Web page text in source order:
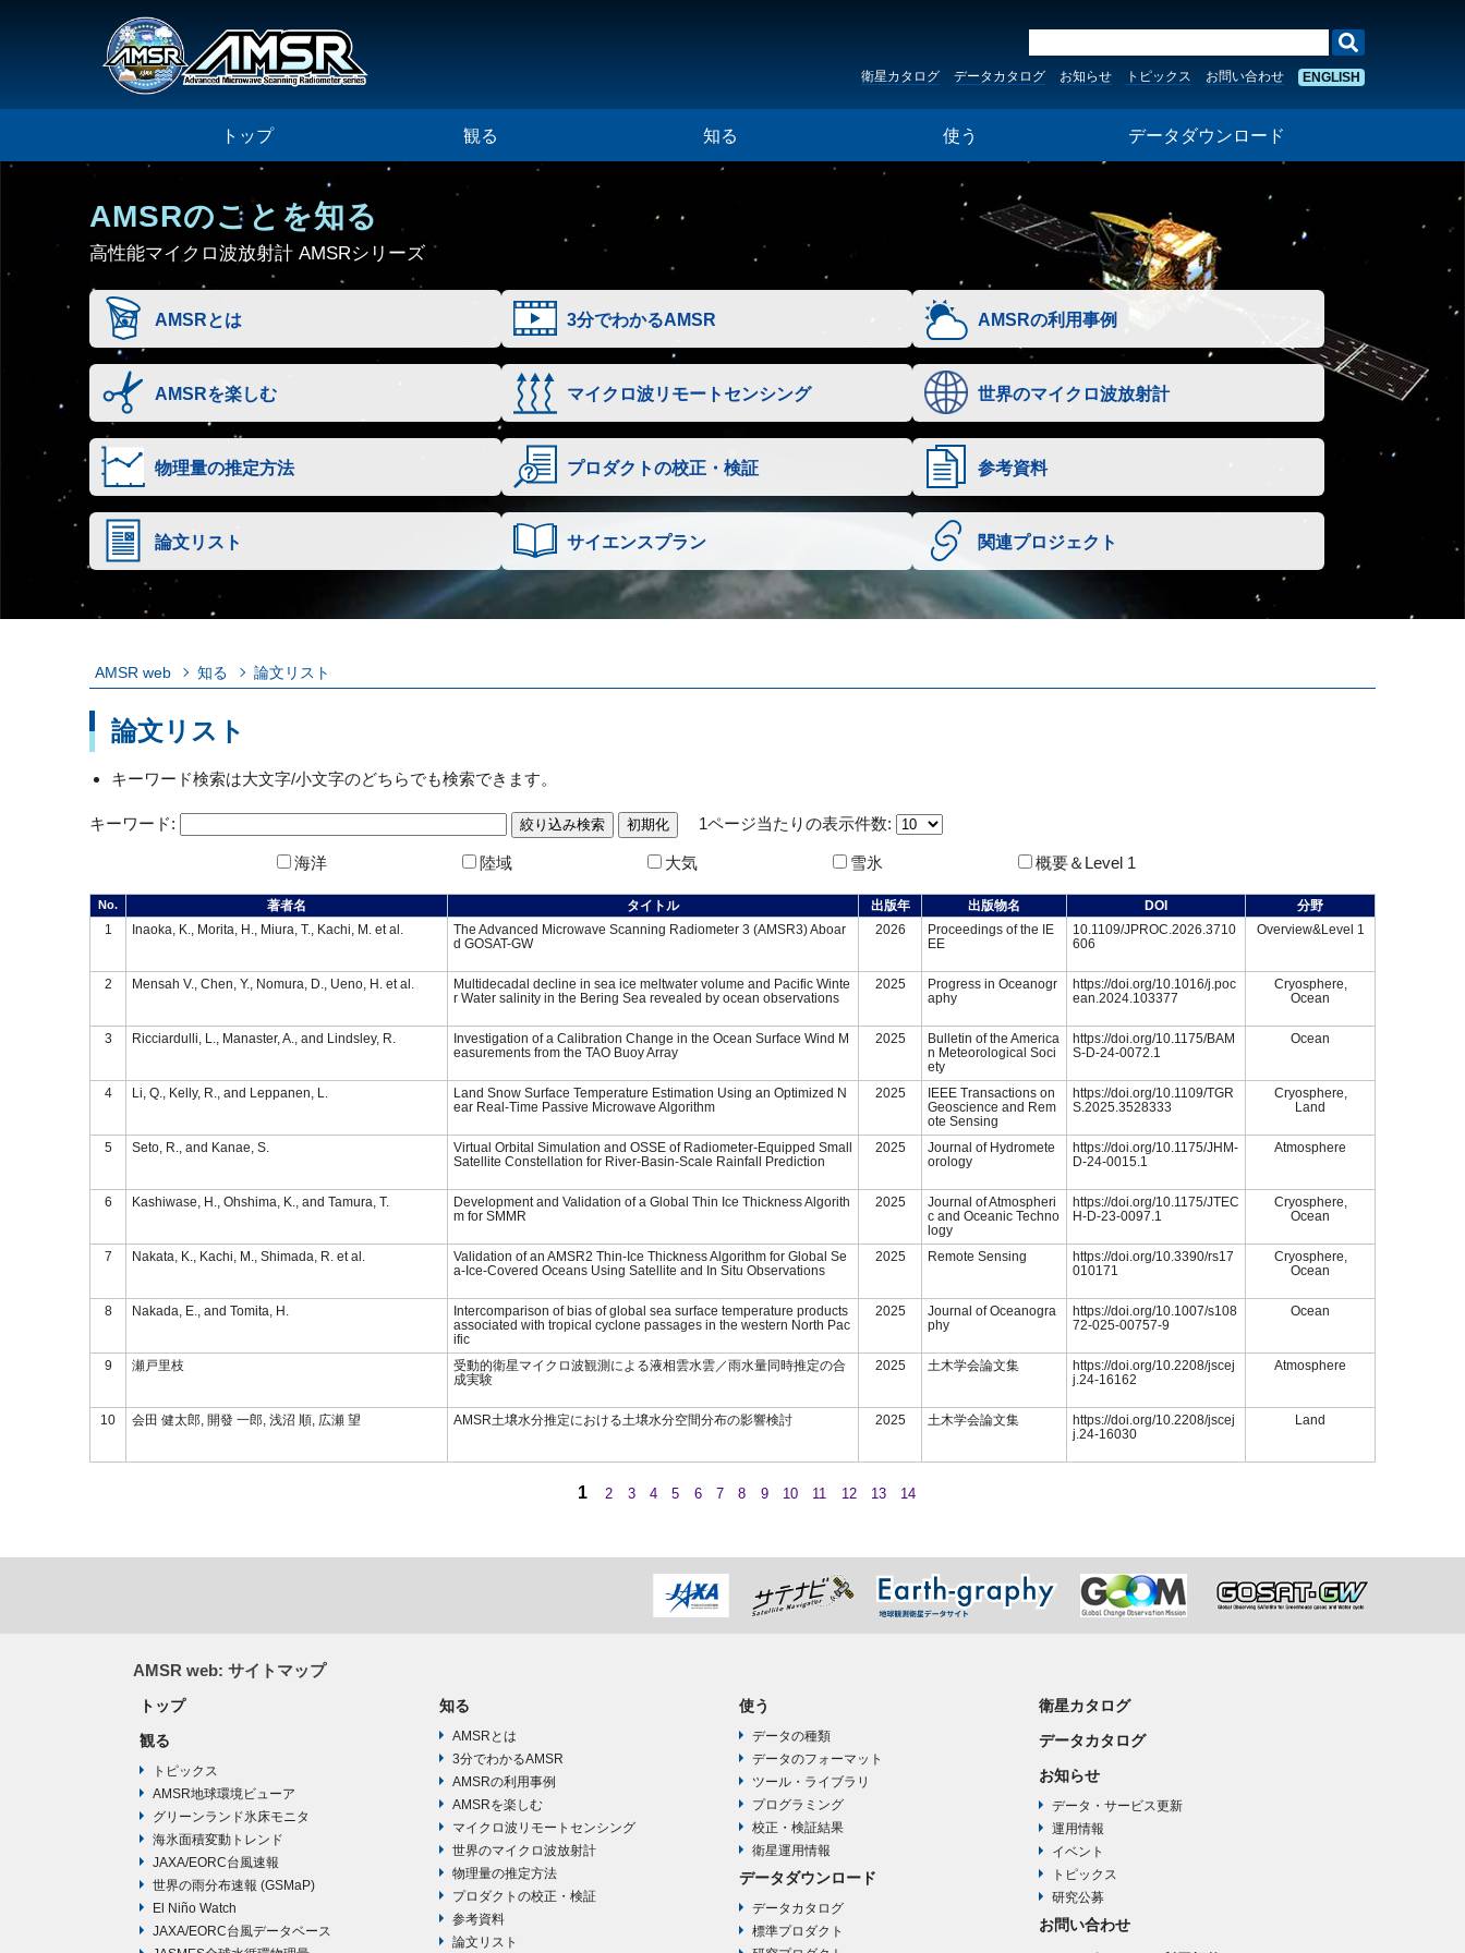
衛星カタログ データカタログ お知らせ トピックス お問い合わせ ENGLISH
トップ 観る 知る 使う データダウンロード
AMSRのことを知る
高性能マイクロ波放射計 AMSRシリーズ
AMSRとは 3分でわかるAMSR AMSRの利用事例
AMSRを楽しむ マイクロ波リモートセンシング 世界のマイクロ波放射計
物理量の推定方法 プロダクトの校正・検証 参考資料
論文リスト サイエンスプラン 関連プロジェクト
AMSR web 知る 論文リスト
論文リスト
キーワード検索は大文字/小文字のどちらでも検索できます。
キーワード: 1ページ当たりの表示件数:
海洋 陸域 大気 雪氷 概要＆Level 1
No. 著者名 タイトル 出版年 出版物名 DOI
分野
1
Inaoka, K., Morita, H., Miura, T., Kachi, M. et al.
The Advanced Microwave Scanning Radiometer 3 (AMSR3) Aboar
d GOSAT-GW
2026
Proceedings of the IE
EE
10.1109/JPROC.2026.3710
606
Overview&Level 1
2 Mensah V., Chen, Y., Nomura, D., Ueno, H. et al.
Multidecadal decline in sea ice meltwater volume and Pacific Winte
r Water salinity in the Bering Sea revealed by ocean observations
2025
Progress in Oceanogr
aphy
https://doi.org/10.1016/j.poc
ean.2024.103377
Cryosphere,
Ocean
3 Ricciardulli, L., Manaster, A., and Lindsley, R.
Investigation of a Calibration Change in the Ocean Surface Wind M
easurements from the TAO Buoy Array
2025
Bulletin of the America
n Meteorological Soci
ety
https://doi.org/10.1175/BAM
S-D-24-0072.1
Ocean
4 Li, Q., Kelly, R., and Leppanen, L.
Land Snow Surface Temperature Estimation Using an Optimized N
ear Real-Time Passive Microwave Algorithm
2025
IEEE Transactions on
Geoscience and Rem
ote Sensing
https://doi.org/10.1109/TGR
S.2025.3528333
Cryosphere,
Land
5 Seto, R., and Kanae, S.
Virtual Orbital Simulation and OSSE of Radiometer-Equipped Small
Satellite Constellation for River-Basin-Scale Rainfall Prediction
2025
Journal of Hydromete
orology
https://doi.org/10.1175/JHM-
D-24-0015.1
Atmosphere
6 Kashiwase, H., Ohshima, K., and Tamura, T.
Development and Validation of a Global Thin Ice Thickness Algorith
m for SMMR
2025
Journal of Atmospheri
c and Oceanic Techno
logy
https://doi.org/10.1175/JTEC
H-D-23-0097.1
Cryosphere,
Ocean
7 Nakata, K., Kachi, M., Shimada, R. et al.
Validation of an AMSR2 Thin-Ice Thickness Algorithm for Global Se
a-Ice-Covered Oceans Using Satellite and In Situ Observations
2025 Remote Sensing
https://doi.org/10.3390/rs17
010171
Cryosphere,
Ocean
8 Nakada, E., and Tomita, H.
Intercomparison of bias of global sea surface temperature products
associated with tropical cyclone passages in the western North Pac
ific
2025
Journal of Oceanogra
phy
https://doi.org/10.1007/s108
72-025-00757-9
Ocean
9 瀬戸里枝
受動的衛星マイクロ波観測による液相雲水雲／雨水量同時推定の合
成実験
2025 土木学会論文集
https://doi.org/10.2208/jscej
j.24-16162
Atmosphere
10 会田 健太郎, 開發 一郎, 浅沼 順, 広瀬 望 AMSR土壌水分推定における土壌水分空間分布の影響検討 2025 土木学会論文集
https://doi.org/10.2208/jscej
j.24-16030
Land
1 2 3 4 5 6 7 8 9 10 11 12 13 14
AMSR web: サイトマップ
トップ
観る
トピックス
AMSR地球環境ビューア
グリーンランド氷床モニタ
海氷面積変動トレンド
JAXA/EORC台風速報
世界の雨分布速報 (GSMaP)
El Niño Watch
JAXA/EORC台風データベース
知る
AMSRとは
3分でわかるAMSR
AMSRの利用事例
AMSRを楽しむ
マイクロ波リモートセンシング
世界のマイクロ波放射計
物理量の推定方法
プロダクトの校正・検証
参考資料
論文リスト
使う
データの種類
データのフォーマット
ツール・ライブラリ
プログラミング
校正・検証結果
衛星運用情報
データダウンロード
データカタログ
標準プロダクト
衛星カタログ
データカタログ
お知らせ
データ・サービス更新
運用情報
イベント
トピックス
研究公募
お問い合わせ